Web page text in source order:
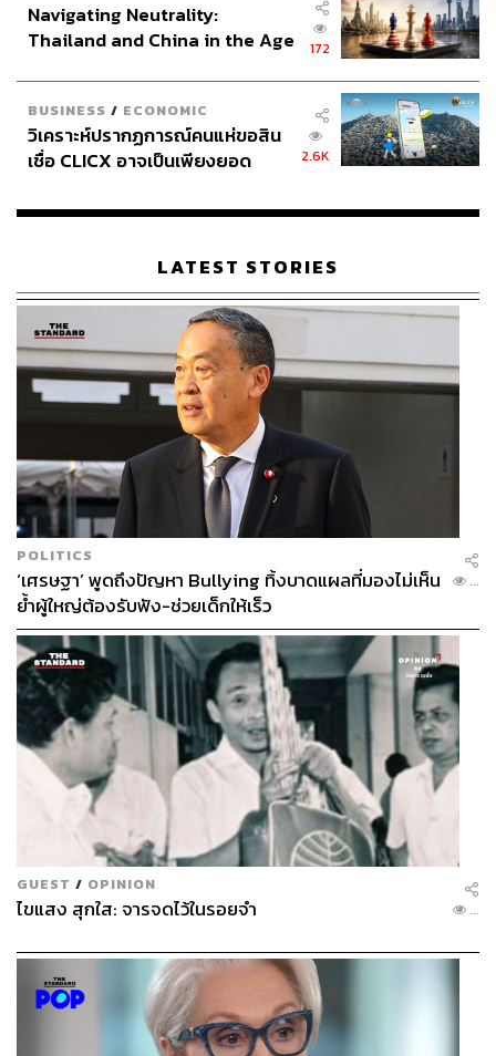
Navigating Neutrality:
Thailand and China in the Age
172
BUSINESS / ECONOMIC
วิเคราะห์ปรากฏการณ์คนแห่ขอสิน
เชื่อ CLICX อาจเป็นเพียงยอด
เรือนไทยที่ถูกซุกไว้
2.6K
LATEST STORIES
POLITICS
‘เศรษฐา’ พูดถึงปัญหา Bullying ทิ้งบาดแผลที่มองไม่เห็น
ย้ำผู้ใหญ่ต้องรับฟัง-ช่วยเด็กให้เร็ว
...
GUEST / OPINION
ไขแสง สุกใส: จารจดไว้ในรอยจำ ...